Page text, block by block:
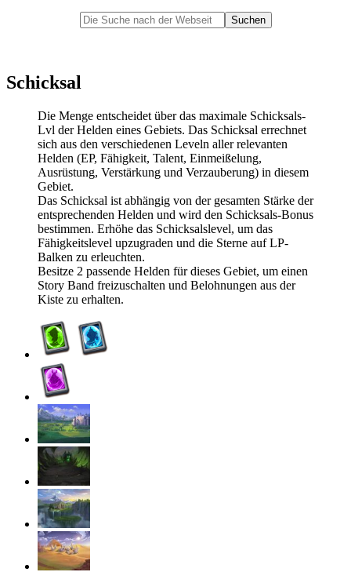
Schicksal
Die Menge entscheidet über das maximale Schicksals-
Lvl der Helden eines Gebiets. Das Schicksal errechnet
sich aus den verschiedenen Leveln aller relevanten
Helden (EP, Fähigkeit, Talent, Einmeißelung,
Ausrüstung, Verstärkung und Verzauberung) in diesem
Gebiet.
Das Schicksal ist abhängig von der gesamten Stärke der
entsprechenden Helden und wird den Schicksals-Bonus
bestimmen. Erhöhe das Schicksalslevel, um das
Fähigkeitslevel upzugraden und die Sterne auf LP-
Balken zu erleuchten.
Besitze 2 passende Helden für dieses Gebiet, um einen
Story Band freizuschalten und Belohnungen aus der
Kiste zu erhalten.